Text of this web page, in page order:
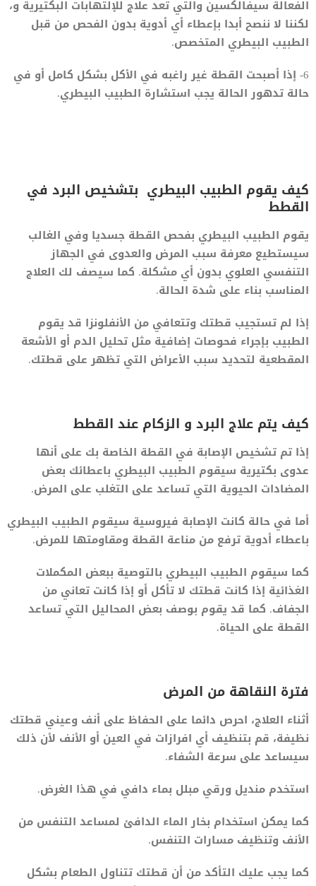
الفعالة سيفالكسين والتي تعد علاج للإلتهابات البكتيرية و،
لكننا لا ننصح أبدا بإعطاء أي أدوية بدون الفحص من قبل
الطبيب البيطري المتخصص.
6- إذا أصبحت القطة غير راغبه في الأكل بشكل كامل أو في
حالة تدهور الحالة يجب استشارة الطبيب البيطري.
كيف يقوم الطبيب البيطري بتشخيص البرد في
القطط
يقوم الطبيب البيطري بفحص القطة جسديا وفي الغالب
سيستطيع معرفة سبب المرض والعدوى في الجهاز
التنفسي العلوي بدون أي مشكلة. كما سيصف لك العلاج
المناسب بناء على شدة الحالة.
إذا لم تستجيب قطتك وتتعافي من الأنفلونزا قد يقوم
الطبيب بإجراء فحوصات إضافية مثل تحليل الدم أو الأشعة
المقطعية لتحديد سبب الأعراض التي تظهر على قطتك.
كيف يتم علاج البرد و الزكام عند القطط
إذا تم تشخيص الإصابة في القطة الخاصة بك على أنها
عدوى بكتيرية سيقوم الطبيب البيطري باعطائك بعض
المضادات الحيوية التي تساعد على التغلب على المرض.
أما في حالة كانت الإصابة فيروسية سيقوم الطبيب البيطري
باعطاء أدوية ترفع من مناعة القطة ومقاومتها للمرض.
كما سيقوم الطبيب البيطري بالتوصية ببعض المكملات
الغذائية إذا كانت قطتك لا تأكل أو إذا كانت تعاني من
الجفاف. كما قد يقوم بوصف بعض المحاليل التي تساعد
القطة على الحياة.
فترة النقاهة من المرض
أثناء العلاج، احرص دائما على الحفاظ على أنف وعيني قطتك
نظيفة، قم بتنظيف أي افرازات في العين أو الأنف لأن ذلك
سيساعد على سرعة الشفاء.
استخدم منديل ورقي مبلل بماء دافي في هذا الغرض.
كما يمكن استخدام بخار الماء الدافئ لمساعد التنفس من
الأنف وتنظيف مسارات التنفس.
كما يجب عليك التأكد من أن قطتك تتناول الطعام بشكل